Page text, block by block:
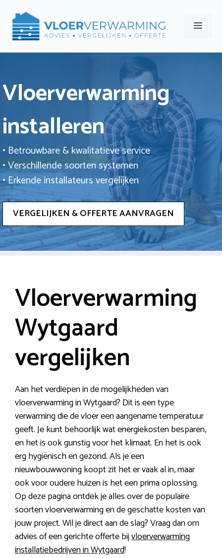
naar
Menu
Vloerverwarming
installeren
• Betrouwbare & kwalitatieve service
• Verschillende soorten systemen
• Erkende installateurs vergelijken
VERGELIJKEN & OFFERTE AANVRAGEN
Vloerverwarming
Wytgaard
vergelijken
Aan het verdiepen in de mogelijkheden van
vloerverwarming in Wytgaard? Dit is een type
verwarming die de vloer een aangename temperatuur
geeft. Je kunt behoorlijk wat energiekosten besparen,
en het is ook gunstig voor het klimaat. En het is ook
erg hygiënisch en gezond. Als je een
nieuwbouwwoning koopt zit het er vaak al in, maar
ook voor oudere huizen is het een prima oplossing.
Op deze pagina ontdek je alles over de populaire
soorten vloerverwarming en de geschatte kosten van
jouw project. Wil je direct aan de slag? Vraag dan om
advies of een gerichte offerte bijvloerverwarming
installatiebedrijven in Wytgaard!